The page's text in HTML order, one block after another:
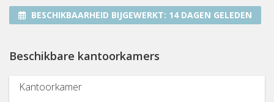
BESCHIKBAARHEID BIJGEWERKT: 14 DAGEN GELEDEN
Beschikbare kantoorkamers
Kantoorkamer